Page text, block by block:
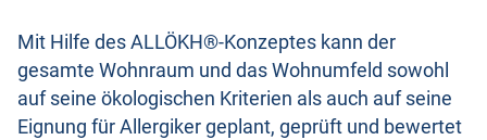
Mit Hilfe des ALLÖKH®-Konzeptes kann der
gesamte Wohnraum und das Wohnumfeld sowohl
auf seine ökologischen Kriterien als auch auf seine
Eignung für Allergiker geplant, geprüft und bewertet